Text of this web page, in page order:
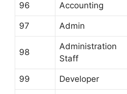
96 Accounting
97 Admin
98
Administration
Staff
99 Developer